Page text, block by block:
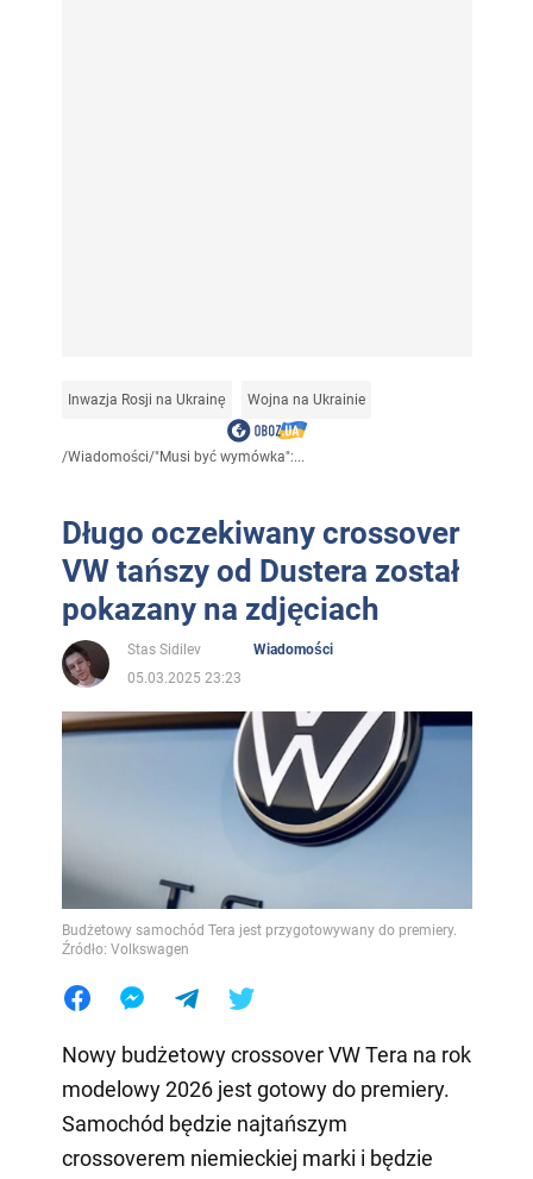
Inwazja Rosji na Ukrainę Wojna na Ukrainie
/Wiadomości/"Musi być wymówka":...
Długo oczekiwany crossover
VW tańszy od Dustera został
pokazany na zdjęciach
Stas Sidilev
Wiadomości
05.03.2025 23:23
Budżetowy samochód Tera jest przygotowywany do premiery.
Źródło: Volkswagen
Nowy budżetowy crossover VW Tera na rok
modelowy 2026 jest gotowy do premiery.
Samochód będzie najtańszym
crossoverem niemieckiej marki i będzie